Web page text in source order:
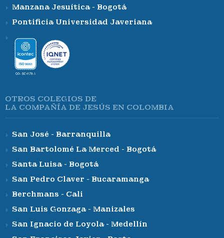
Manzana Jesuítica - Bogotá
Pontificia Universidad Javeriana
OTROS COLEGIOS DE
LA COMPAÑÍA DE JESÚS EN COLOMBIA
San José - Barranquilla
San Bartolomé La Merced - Bogotá
Santa Luisa - Bogotá
San Pedro Claver - Bucaramanga
Berchmans - Cali
San Luis Gonzaga - Manizales
San Ignacio de Loyola - Medellín